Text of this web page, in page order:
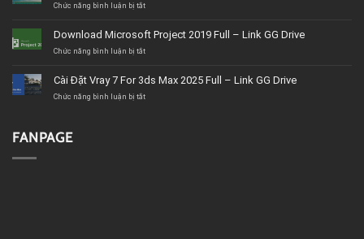
thất
tín,
giá
lượng
Chức năng bình luận bị tắtở
VideoStudio
Ultimate
Link
GG
Download Microsoft Project 2019 Full – Link GG Drive
Chức năng bình luận bị tắtở
Project
2019
Cài Đặt Vray 7 For 3ds Max 2025 Full – Link GG Drive
Chức năng bình luận bị tắtở
FANPAGE